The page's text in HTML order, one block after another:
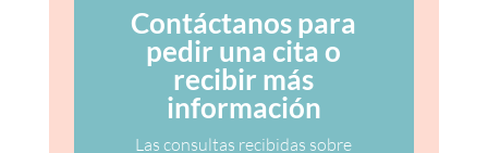
Contáctanos para
pedir una cita o
recibir más
información
Las consultas recibidas sobre